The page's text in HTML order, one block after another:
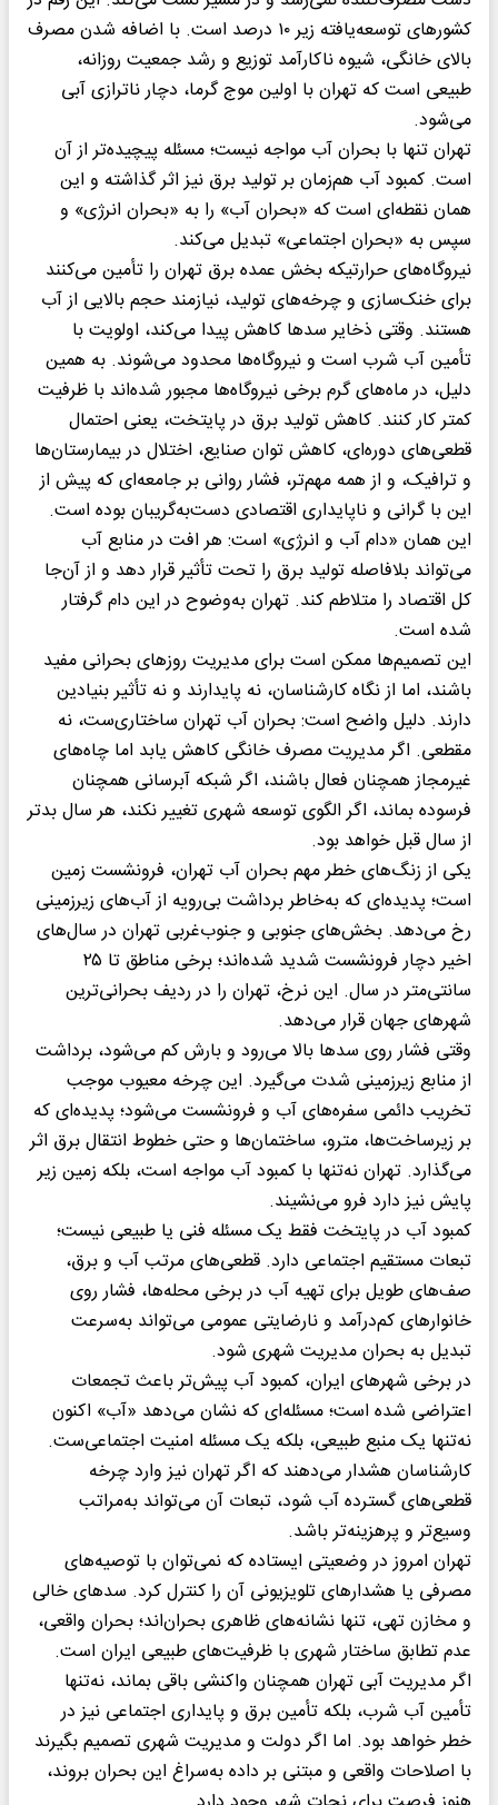
کشورهای توسعه‌یافته زیر ۱۰ درصد است. با اضافه شدن مصرف
بالای خانگی، شیوه ناکارآمد توزیع و رشد جمعیت روزانه،
طبیعی است که تهران با اولین موج گرما، دچار ناترازی آبی
می‌شود.
تهران تنها با بحران آب مواجه نیست؛ مسئله پیچیده‌تر از آن
است. کمبود آب هم‌زمان بر تولید برق نیز اثر گذاشته و این
همان نقطه‌ای است که «بحران آب» را به «بحران انرژی» و
سپس به «بحران اجتماعی» تبدیل می‌کند.
نیروگاه‌های حرارتیکه بخش عمده برق تهران را تأمین می‌کنند
برای خنک‌سازی و چرخه‌های تولید، نیازمند حجم بالایی از آب
هستند. وقتی ذخایر سدها کاهش پیدا می‌کند، اولویت با
تأمین آب شرب است و نیروگاه‌ها محدود می‌شوند. به همین
دلیل، در ماه‌های گرم برخی نیروگاه‌ها مجبور شده‌اند با ظرفیت
کمتر کار کنند. کاهش تولید برق در پایتخت، یعنی احتمال
قطعی‌های دوره‌ای، کاهش توان صنایع، اختلال در بیمارستان‌ها
و ترافیک، و از همه مهم‌تر، فشار روانی بر جامعه‌ای که پیش‌ از
این با گرانی و ناپایداری اقتصادی دست‌به‌گریبان بوده است.
این همان «دام آب و انرژی» است: هر افت در منابع آب
می‌تواند بلافاصله تولید برق را تحت تأثیر قرار دهد و از آن‌جا
کل اقتصاد را متلاطم کند. تهران به‌وضوح در این دام گرفتار
شده است.
این تصمیم‌ها ممکن است برای مدیریت روزهای بحرانی مفید
باشند، اما از نگاه کارشناسان، نه پایدارند و نه تأثیر بنیادین
دارند. دلیل واضح است: بحران آب تهران ساختاری‌ست، نه
مقطعی. اگر مدیریت مصرف خانگی کاهش یابد اما چاه‌های
غیرمجاز همچنان فعال باشند، اگر شبکه آبرسانی همچنان
فرسوده بماند، اگر الگوی توسعه شهری تغییر نکند، هر سال بدتر
از سال قبل خواهد بود.
یکی از زنگ‌های خطر مهم بحران آب تهران، فرونشست زمین
است؛ پدیده‌ای که به‌خاطر برداشت بی‌رویه از آب‌های زیرزمینی
رخ می‌دهد. بخش‌های جنوبی و جنوب‌غربی تهران در سال‌های
اخیر دچار فرونشست شدید شده‌اند؛ برخی مناطق تا ۲۵
سانتی‌متر در سال. این نرخ، تهران را در ردیف بحرانی‌ترین
شهرهای جهان قرار می‌دهد.
وقتی فشار روی سدها بالا می‌رود و بارش کم می‌شود، برداشت
از منابع زیرزمینی شدت می‌گیرد. این چرخه معیوب موجب
تخریب دائمی سفره‌های آب و فرونشست می‌شود؛ پدیده‌ای که
بر زیرساخت‌ها، مترو، ساختمان‌ها و حتی خطوط انتقال برق اثر
می‌گذارد. تهران نه‌تنها با کمبود آب مواجه است، بلکه زمین زیر
پایش نیز دارد فرو می‌نشیند.
کمبود آب در پایتخت فقط یک مسئله فنی یا طبیعی نیست؛
تبعات مستقیم اجتماعی دارد. قطعی‌های مرتب آب و برق،
صف‌های طویل برای تهیه آب در برخی محله‌ها، فشار روی
خانوارهای کم‌درآمد و نارضایتی عمومی می‌تواند به‌سرعت
تبدیل به بحران مدیریت شهری شود.
در برخی شهرهای ایران، کمبود آب پیش‌تر باعث تجمعات
اعتراضی شده است؛ مسئله‌ای که نشان می‌دهد «آب» اکنون
نه‌تنها یک منبع طبیعی، بلکه یک مسئله امنیت اجتماعی‌ست.
کارشناسان هشدار می‌دهند که اگر تهران نیز وارد چرخه
قطعی‌های گسترده آب شود، تبعات آن می‌تواند به‌مراتب
وسیع‌تر و پرهزینه‌تر باشد.
تهران امروز در وضعیتی ایستاده که نمی‌توان با توصیه‌های
مصرفی یا هشدارهای تلویزیونی آن را کنترل کرد. سدهای خالی
و مخازن تهی، تنها نشانه‌های ظاهری بحران‌اند؛ بحران واقعی،
عدم تطابق ساختار شهری با ظرفیت‌های طبیعی ایران است.
اگر مدیریت آبی تهران همچنان واکنشی باقی بماند، نه‌تنها
تأمین آب شرب، بلکه تأمین برق و پایداری اجتماعی نیز در
خطر خواهد بود. اما اگر دولت و مدیریت شهری تصمیم بگیرند
با اصلاحات واقعی و مبتنی بر داده به‌سراغ این بحران بروند،